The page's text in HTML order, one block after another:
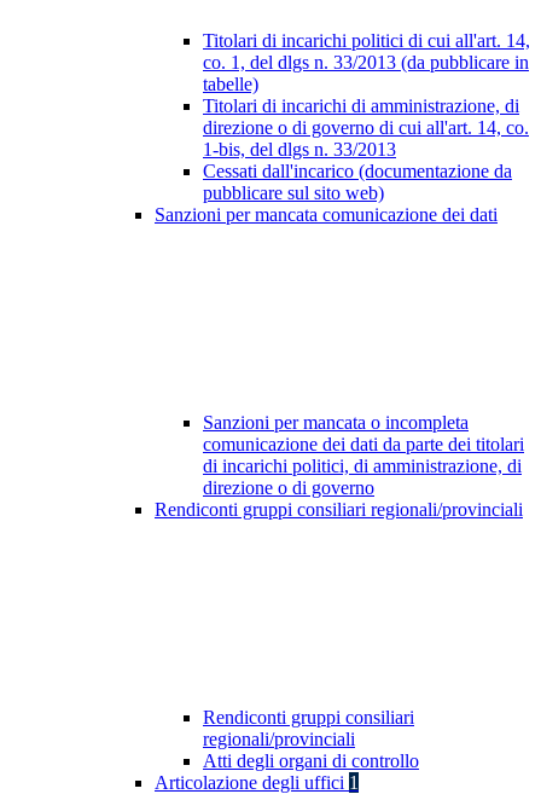
Titolari di incarichi politici di cui all'art. 14,
co. 1, del dlgs n. 33/2013 (da pubblicare in
tabelle)
Titolari di incarichi di amministrazione, di
direzione o di governo di cui all'art. 14, co.
1-bis, del dlgs n. 33/2013
Cessati dall'incarico (documentazione da
pubblicare sul sito web)
Sanzioni per mancata comunicazione dei dati
Sanzioni per mancata o incompleta
comunicazione dei dati da parte dei titolari
di incarichi politici, di amministrazione, di
direzione o di governo
Rendiconti gruppi consiliari regionali/provinciali
Rendiconti gruppi consiliari
regionali/provinciali
Atti degli organi di controllo
Articolazione degli uffici 1